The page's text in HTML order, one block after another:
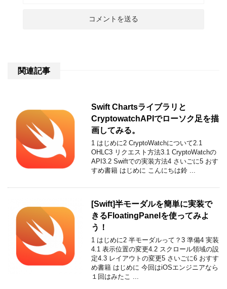
関連記事
Swift Chartsライブラリと
CryptowatchAPIでローソク足を描
画してみる。
1 はじめに2 CryptoWatchについて2.1
OHLC3 リクエスト方法3.1 CryptoWatchの
API3.2 Swiftでの実装方法4 さいごに5 おす
すめ書籍 はじめに こんにちは鈴 ...
[Swift]半モーダルを簡単に実装で
きるFloatingPanelを使ってみよ
う！
1 はじめに2 半モーダルって？3 準備4 実装
4.1 表示位置の変更4.2 スクロール領域の設
定4.3 レイアウトの変更5 さいごに6 おすす
め書籍 はじめに 今回はiOSエンジニアなら
１回はみたこ ...